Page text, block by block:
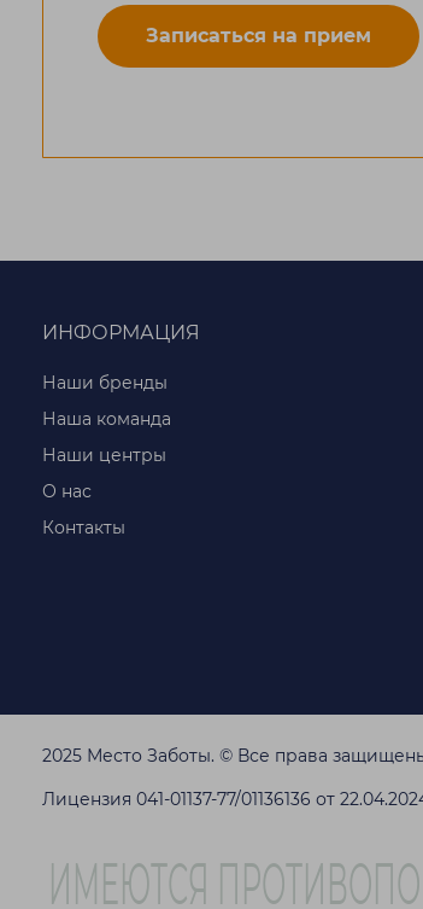
Записаться на прием
ИНФОРМАЦИЯ
Наши бренды
Наша команда
Наши центры
О нас
Контакты
2025 Место Заботы. © Все права
Лицензия 041-01137-77/01136136 от
ИМЕЮТСЯ